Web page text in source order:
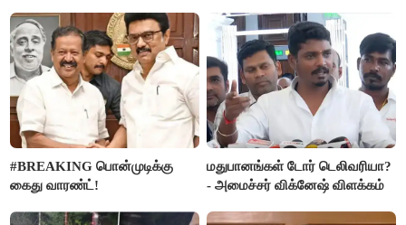
#BREAKING பொன்முடிக்கு
கைது வாரண்ட்!
மதுபானங்கள் டோர் டெலிவரியா?
- அமைச்சர் விக்னேஷ் விளக்கம்